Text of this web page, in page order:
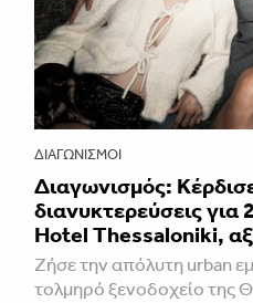
ΔΙΑΓΩΝΙΣΜΟΊ
Διαγωνισμός:
διανυκτερεύσεις για
Hotel Thessaloniki,
Ζήσε την απόλυτη urban
τολμηρό ξενοδοχείο της